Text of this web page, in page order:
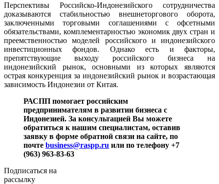
Перспективы Российско-Индонезийского сотрудничества
доказываются стабильностью внешнеторгового оборота,
заключенными торговыми соглашениями с офсетными
обязательствами, комплементарностью экономик двух стран и
преемственностью моделей российского и индонезийского
инвестиционных фондов. Однако есть и факторы,
препятствующие выходу российского бизнеса на
индонезийский рынок, основными из которых являются
острая конкуренция за индонезийский рынок и возрастающая
зависимость Индонезии от Китая.
РАСПП помогает российским
предпринимателям в развитии бизнеса с
Индонезией. За консультацией Вы можете
обратиться к нашим специалистам, оставив
заявку в форме обратной связи на сайте, по
почте business@raspp.ru или по телефону +7
(963) 963-83-63
Подписаться на
рассылку